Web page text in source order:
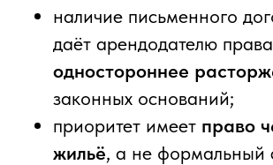
наличие письменного
даёт арендодателю
одностороннее
законных оснований;
приоритет имеет право
жильё, а не формальный